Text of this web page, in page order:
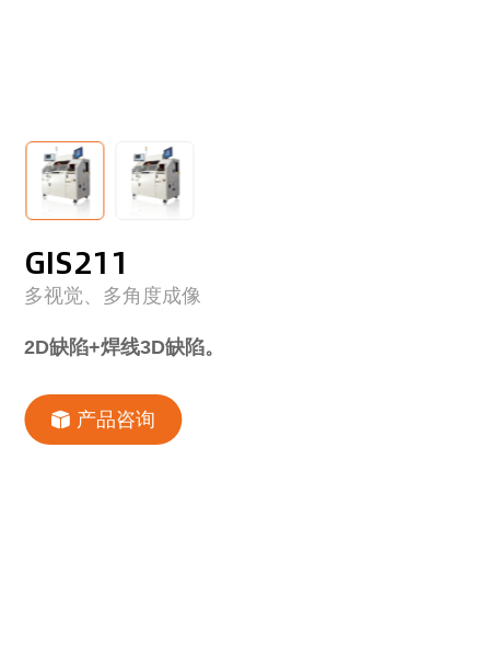
GIS211
多视觉、多角度成像
2D缺陷+焊线3D缺陷。
产品咨询